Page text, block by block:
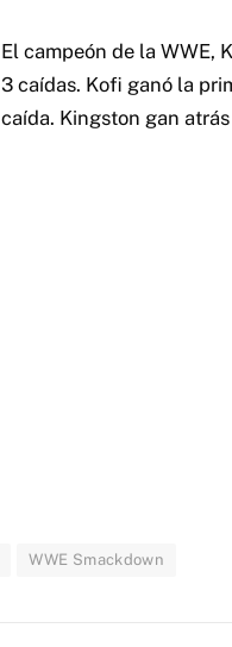
El campeón de la WWE,
3 caídas. Kofi ganó la
caída. Kingston gan
WWE Smackdown